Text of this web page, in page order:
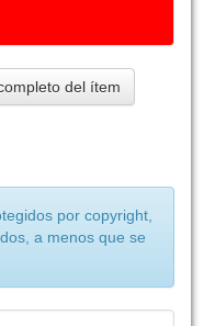
del ítem
por copyright,
a menos que se